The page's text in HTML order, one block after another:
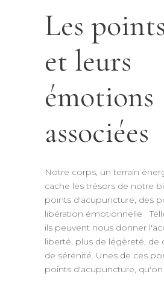
Les
et leurs
émotions
associées
Notre corps, un terrain
cache les trésors de notre
points d'acupuncture, des
libération émotionnelle
ils peuvent nous donner
liberté, plus de légèreté, de
de sérénité. Unes de ces
points d'acupuncture, qu'on